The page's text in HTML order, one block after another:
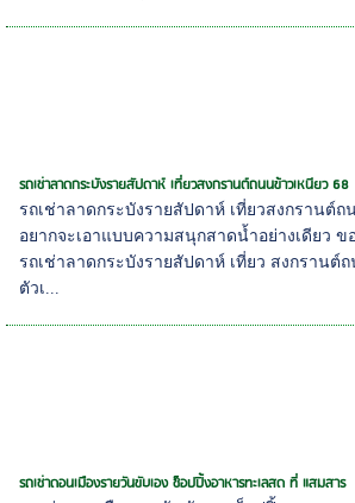
รถเช่าลาดกระบังรายสัปดาห์ เที่ยวสงกรานต์ถนนข้าวเหนียว 68
รถเช่าลาดกระบังรายสัปดาห์ เที่ยวสงกรานต์ถ
อยากจะเอาแบบความสนุกสาดน้ำอย่างเดียว
รถเช่าลาดกระบังรายสัปดาห์ เที่ยว สงกรานต์
ตัวเ...
รถเช่าดอนเมืองรายวันขับเอง ช็อปปิ้งอาหารทะเลสด ที่ แสมสาร